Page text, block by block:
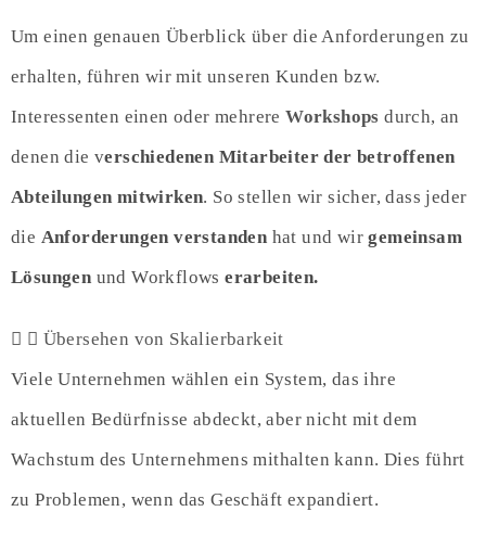
Um einen genauen Überblick über die Anforderungen zu
erhalten, führen wir mit unseren Kunden bzw.
Interessenten einen oder mehrereWorkshops durch, an
denen die verschiedenen Mitarbeiter der betroffenen
Abteilungen mitwirken. So stellen wir sicher, dass jeder
die Anforderungen verstanden hat und wirgemeinsam
Lösungen und Workflowserarbeiten.
Übersehen von Skalierbarkeit
Viele Unternehmen wählen ein System, das ihre
aktuellen Bedürfnisse abdeckt, aber nicht mit dem
Wachstum des Unternehmens mithalten kann. Dies führt
zu Problemen, wenn das Geschäft expandiert.